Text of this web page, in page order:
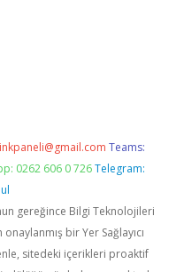
Teams:
0262 606 0 726 Telegram:
gereğince Bilgi Teknolojileri
bir Yer Sağlayıcı
sitedeki içerikleri proaktif